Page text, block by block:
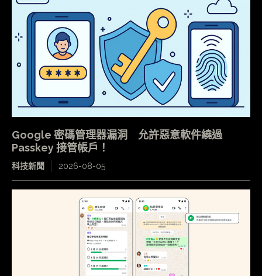
Google 密碼管理器漏洞 允許惡意軟件繞過
Passkey 接管帳戶！
科技新聞 2026-08-05